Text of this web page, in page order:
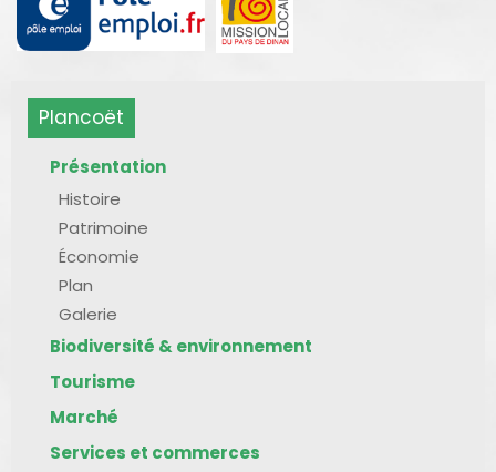
Plancoët
Présentation
Histoire
Patrimoine
Économie
Plan
Galerie
Biodiversité & environnement
Tourisme
Marché
Services et commerces